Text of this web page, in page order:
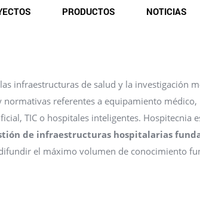
PRODUCTOS NOTICIAS
infraestructuras de salud y la investigación
referentes a equipamiento médico,
TIC o hospitales inteligentes. Hospitecnia
de infraestructuras hospitalarias
el máximo volumen de conocimiento